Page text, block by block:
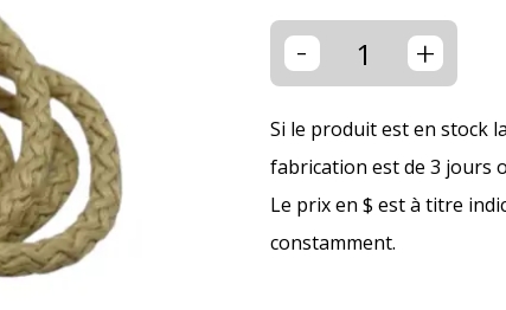
- +
Si le produit est en stock
fabrication est de 3 jours
Le prix en $ est à titre
constamment.